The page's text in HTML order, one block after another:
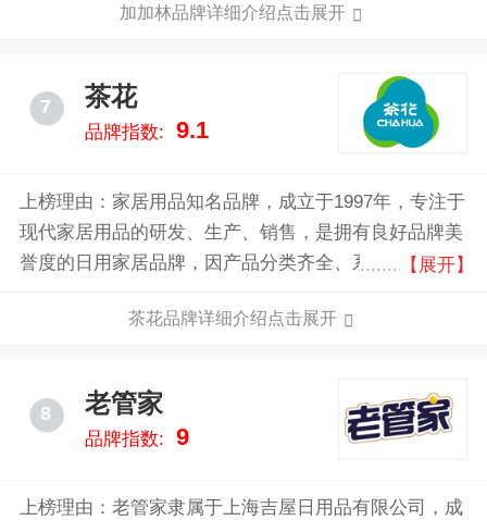
加加林品牌详细介绍点击展开
7 茶花
品牌指数: 9.1
上榜理由：家居用品知名品牌，成立于1997年，专注于
现代家居用品的研发、生产、销售，是拥有良好品牌美
誉度的日用家居品牌，因产品分类齐全、系列品项丰富
发能力，并不断开发出新颖、时尚、差异化的家居用
【展开】
茶花品牌详细介绍点击展开
8 老管家
品牌指数: 9
上榜理由：老管家隶属于上海吉屋日用品有限公司，成